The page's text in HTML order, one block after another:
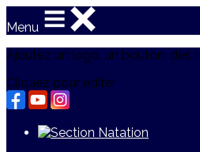
Menu
Ajoutez un logo, un bouton, des
Cliquez pour éditer